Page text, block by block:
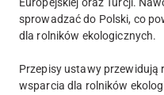
Europejskiej oraz Turcji.
sprowadzać do Polski, co
dla rolników ekologicznych.
Przepisy ustawy przewidują
wsparcia dla rolników